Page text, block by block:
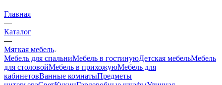
Главная
—
Каталог
—
Мягкая мебель
Мебель для спальниМебель в гостинуюДетская мебельМебель
для столовойМебель в прихожуюМебель для
кабинетовВанные комнатыПредметы